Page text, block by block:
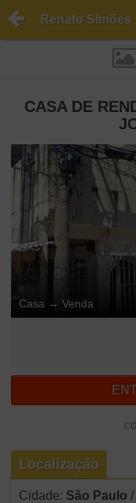
Renato Simões
CASA DE
Casa → Venda
Localização
Cidade: São Paulo /